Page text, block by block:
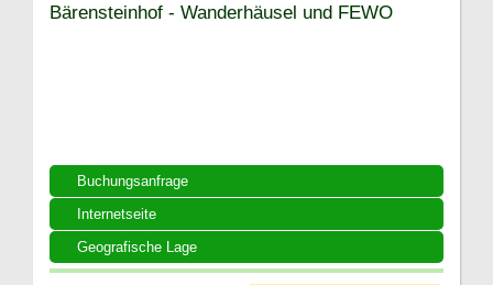
Buchungsanfrage
Internetseite
Geografische Lage
Bärensteinhof - Wanderhäusel und FEWO